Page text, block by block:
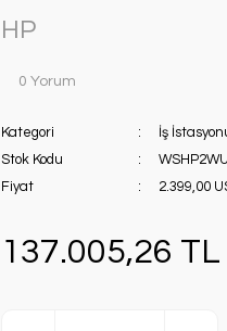
HP
0 Yorum
Kategori
İş
Stok Kodu
Fiyat
2.399,00
137.005,26 TL